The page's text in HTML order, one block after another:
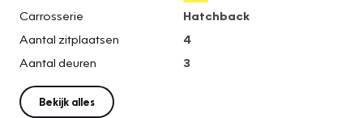
Carrosserie
Hatchback
Aantal zitplaatsen
4
Aantal deuren
3
Bekijk alles